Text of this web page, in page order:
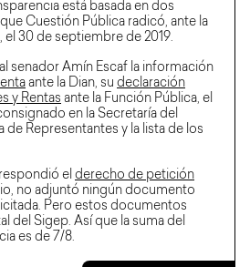
está basada en dos
Cuestión Pública radicó, ante la
el 30 de septiembre de 2019.
senador Amín Escaf la información
ante la Dian, su declaración
y Rentas ante la Función Pública, el
en la Secretaría del
de Representantes y la lista de los
el derecho de petición
no adjuntó ningún documento
Pero estos documentos
del Sigep. Así que la suma del
es de 7/8.